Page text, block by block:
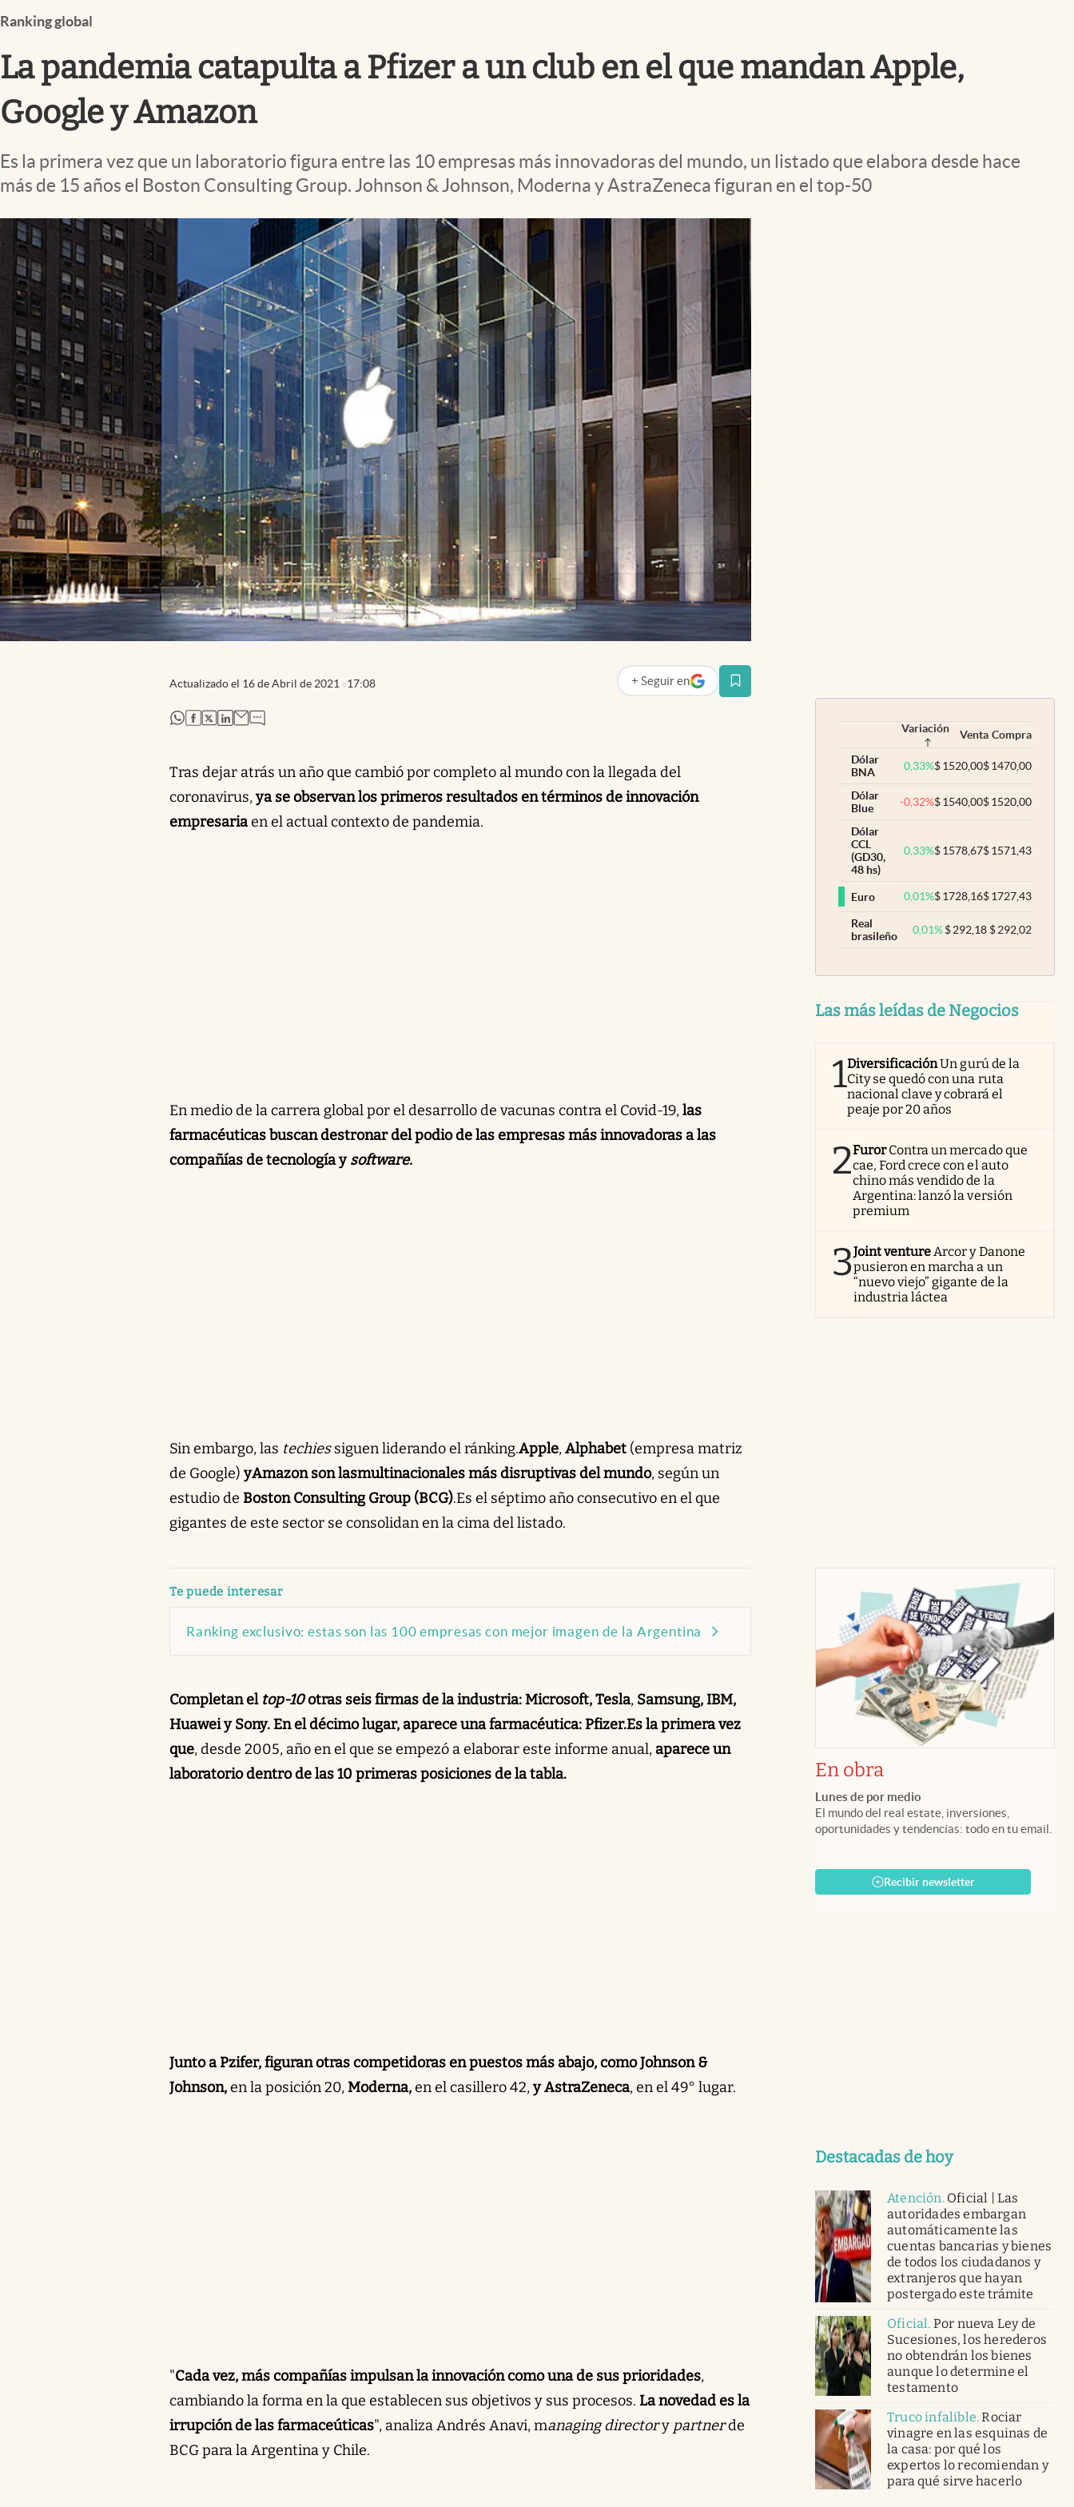
Clima
Mundial 2026
Eventos Corporativos
El Cronista Studio
Mediakit
abre en nueva pestaña
Ranking global
La pandemia catapulta a Pfizer a un club en el que mandan Apple,
Google y Amazon
Es la primera vez que un laboratorio figura entre las 10 empresas más innovadoras del mundo, un listado que elabora desde hace
más de 15 años el Boston Consulting Group. Johnson & Johnson, Moderna y AstraZeneca figuran en el top-50
Actualizado el 16 de Abril de 2021 17:08 + Seguir en
abre en nueva pestaña
abre en nueva pestaña
abre en nueva pestaña
abre en nueva pestaña
abre en nueva pestaña
Tras dejar atrás un año que cambió por completo al mundo con la llegada del
coronavirus,ya se observan los primeros resultados en términos de innovación
empresariaen el actual contexto de pandemia.
En medio de la carrera global por el desarrollo de vacunas contra el Covid-19,las
farmacéuticas buscan destronar del podio de las empresas más innovadoras a las
compañías de tecnología ysoftware.
Sin embargo,las techiessiguen liderando el ránking.Apple,Alphabet (empresa matriz
de Google)yAmazonson lasmultinacionalesmás disruptivas del mundo, según un
estudio de Boston Consulting Group (BCG).Es el séptimo año consecutivo en el que
gigantes de este sector se consolidan en la cima del listado.
Te puede interesar
Ranking exclusivo: estas son las 100 empresas con mejor imagen de la Argentina
abre en nueva pestaña
Completan el top-10otras seis firmas de la industria: Microsoft, Tesla, Samsung, IBM,
Huawei y Sony. En el décimo lugar, aparece una farmacéutica: Pfizer.Es la primera vez
que, desde 2005, año en el que se empezó a elaborar este informe anual, aparece un
laboratorio dentro de las 10 primeras posiciones de la tabla.
Junto a Pzifer, figuran otras competidoras en puestos más abajo, como Johnson &
Johnson,en la posición 20,Moderna,en el casillero 42,y AstraZeneca, en el 49° lugar.
"Cada vez, más compañías impulsan la innovación como una de sus prioridades,
cambiando la forma en la que establecen sus objetivos y sus procesos. La novedad es la
irrupción de las farmaceúticas", analiza Andrés Anavi, managing directory partnerde
BCG para la Argentina y Chile.
Variación Venta Compra
Dólar
BNA
0,33%$1520,00$1470,00
Dólar
Blue
-0,32%$1540,00$1520,00
Dólar
CCL
(GD30,
48 hs)
0,33%$1578,67$1571,43
Euro 0,01%$1728,16$1727,43
Real
brasileño
0,01% $292,18 $292,02
Las más leídas de Negocios
1DiversificaciónUn gurú de la
City se quedó con una ruta
nacional clave y cobrará el
peaje por 20 años
2Furor Contra un mercado que
cae, Ford crece con el auto
chino más vendido de la
Argentina: lanzó la versión
premium
3Joint ventureArcor y Danone
pusieron en marcha a un
“nuevo viejo” gigante de la
industria láctea
En obra
Lunes de por medio
El mundo del real estate, inversiones,
oportunidades y tendencias: todo en tu email.
Recibir newsletter
Destacadas de hoy
Atención. Oficial | Las
autoridades embargan
automáticamente las
cuentas bancarias y bienes
de todos los ciudadanos y
extranjeros que hayan
postergado este trámite
Oficial. Por nueva Ley de
Sucesiones, los herederos
no obtendrán los bienes
aunque lo determine el
testamento
Truco infalible.Rociar
vinagre en las esquinas de
la casa: por qué los
expertos lo recomiendan y
para qué sirve hacerlo